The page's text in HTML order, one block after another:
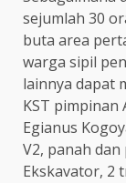
sejumlah 30
buta area
warga sipil
lainnya dapat
KST pimpinan
Egianus
V2, panah
Ekskavator, 2